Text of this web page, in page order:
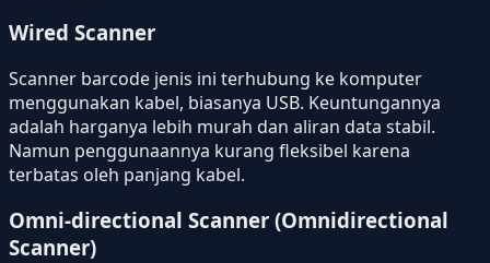
Wired Scanner
Scanner barcode jenis ini terhubung ke komputer
menggunakan kabel, biasanya USB. Keuntungannya
adalah harganya lebih murah dan aliran data stabil.
Namun penggunaannya kurang fleksibel karena
terbatas oleh panjang kabel.
Omni-directional Scanner (Omnidirectional
Scanner)